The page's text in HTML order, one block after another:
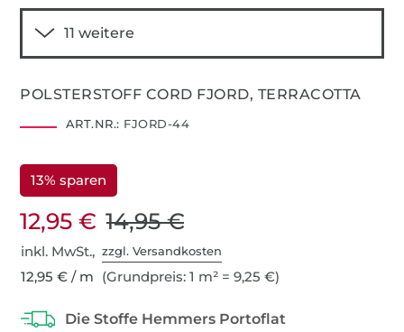
POLSTERSTOFF CORD FJORD, TERRACOTTA
ART.NR.: FJORD-44
13% sparen
12,95 € 14,95 €
inkl. MwSt.,zzgl. Versandkosten
12,95 € / m (Grundpreis: 1 m² = 9,25 €)